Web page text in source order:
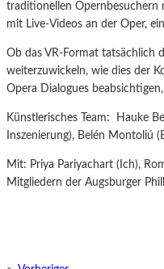
traditionellen Opernbesuchern
mit Live-Videos an der Oper,
Ob das VR-Format tatsächlich
weiterzuwickeln, wie dies der
Opera Dialogues
Künstlerisches Team:
Hauke
Inszenierung), Belén Montoliú
Mit: Priya Pariyachart (Ich),
Mitgliedern der Augsburger